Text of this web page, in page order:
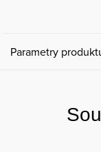
Parametry